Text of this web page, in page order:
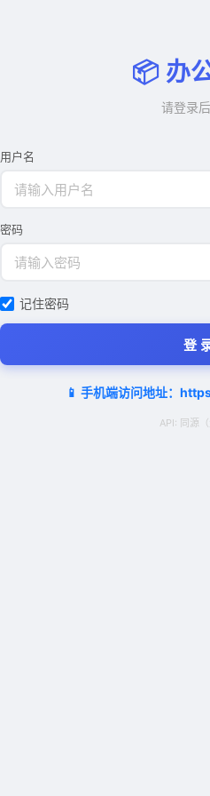
📦 办
请登录
用户名
密码
记住密码
登
📱 手机端访问地址：
API: 同源（